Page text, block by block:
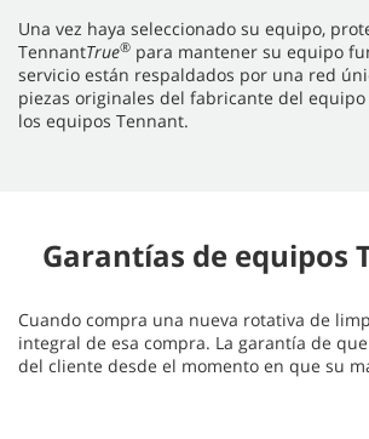
Una vez haya seleccionado su equipo,
TennantTrue® para mantener su equipo
servicio están respaldados por una red
piezas originales del fabricante del
los equipos Tennant.
Garantías de equipos
Cuando compra una nueva rotativa de
integral de esa compra. La garantía de
del cliente desde el momento en que su